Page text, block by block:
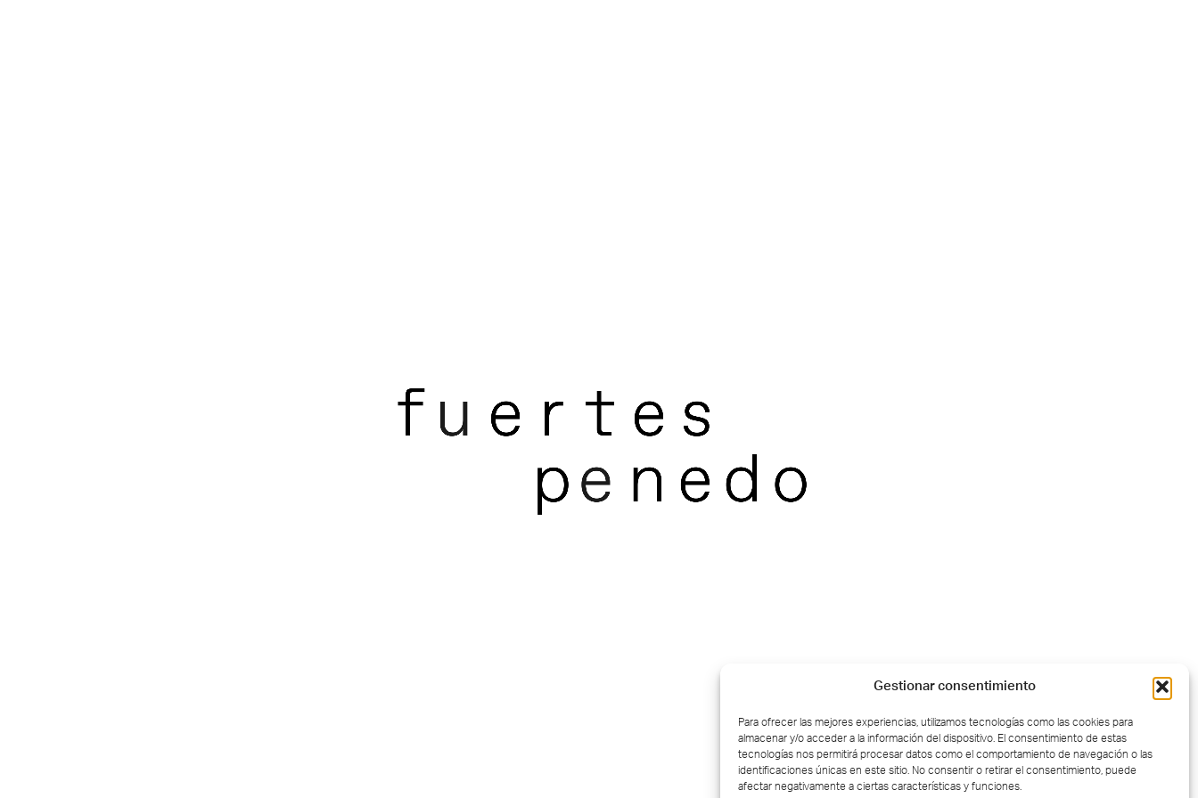
Gestionar consentimiento
Para ofrecer las mejores experiencias, utilizamos tecnologías como las cookies para
almacenar y/o acceder a la información del dispositivo. El consentimiento de estas
tecnologías nos permitirá procesar datos como el comportamiento de navegación o las
identificaciones únicas en este sitio. No consentir o retirar el consentimiento, puede
afectar negativamente a ciertas características y funciones.